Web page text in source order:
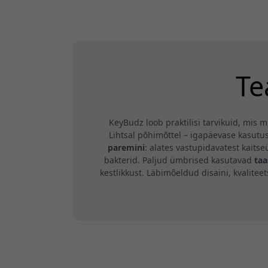
KeyBudz loob praktilisi tarvikuid, mis
Lihtsal põhimõttel – igapäevase
paremini: alates vastupidavatest
bakterid. Paljud ümbrised kasutavad
kestlikkust. Läbimõeldud disaini,